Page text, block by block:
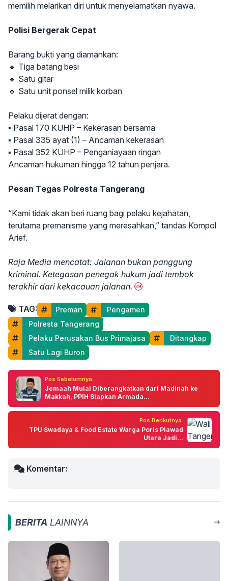
memilih melarikan diri untuk menyelamatkan nyawa.
Polisi Bergerak Cepat
Barang bukti yang diamankan:
🔹 Tiga batang besi
🔹 Satu gitar
🔹 Satu unit ponsel milik korban
Pelaku dijerat dengan:
▪️ Pasal 170 KUHP – Kekerasan bersama
▪️ Pasal 335 ayat (1) – Ancaman kekerasan
▪️ Pasal 352 KUHP – Penganiayaan ringan
Ancaman hukuman hingga 12 tahun penjara.
Pesan Tegas Polresta Tangerang
“Kami tidak akan beri ruang bagi pelaku kejahatan,
terutama premanisme yang meresahkan,” tandas Kompol
Arief.
Raja Media mencatat: Jalanan bukan panggung
kriminal. Ketegasan penegak hukum jadi tembok
terakhir dari kekacauan jalanan.
TAG: Preman
Pengamen
Polresta Tangerang
Pelaku Perusakan Bus Primajasa
Ditangkap
Satu Lagi Buron
Pos Sebelumnya:
Jemaah Mulai Diberangkatkan dari Madinah ke
Makkah, PPIH Siapkan Armada...
Pos Berikutnya:
TPU Swadaya & Food Estate Warga Poris Plawad
Utara Jadi...
Komentar:
BERITA LAINNYA